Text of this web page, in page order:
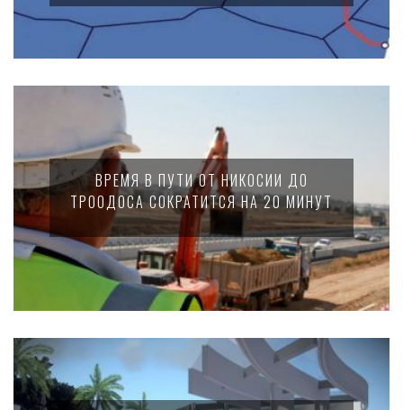
ВРЕМЯ В ПУТИ ОТ НИКОСИИ ДО
ТРООДОСА СОКРАТИТСЯ НА 20 МИНУТ